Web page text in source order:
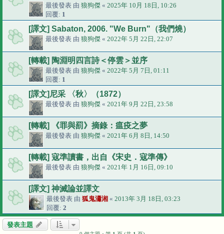
最後發表 由 狼狗傑 « 2025年 10月 18日, 10:26
回覆: 1
[譯文] Sabaton, 2006. "We Burn"（我們燒）
最後發表 由 狼狗傑 « 2022年 5月 22日, 22:07
[轉載] 陶淵明四言詩＜停雲＞並序
最後發表 由 狼狗傑 « 2022年 5月 7日, 01:11
回覆: 1
[譯文]尼采 〈秋〉（1872）
最後發表 由 狼狗傑 « 2021年 9月 22日, 23:58
[轉載] 《罪與罰》摘錄：瘟疫之夢
最後發表 由 狼狗傑 « 2021年 6月 8日, 14:50
[轉載] 寇準讀書，出自《宋史．寇準傳》
最後發表 由 狼狗傑 « 2021年 1月 16日, 09:10
[譯文] 神滅論並譯文
最後發表 由 狐鬼瀟湘 « 2013年 3月 18日, 03:23
回覆: 2
發表主題